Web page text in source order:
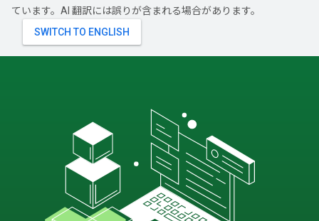
ています。AI 翻訳には誤りが含まれる場合があります。